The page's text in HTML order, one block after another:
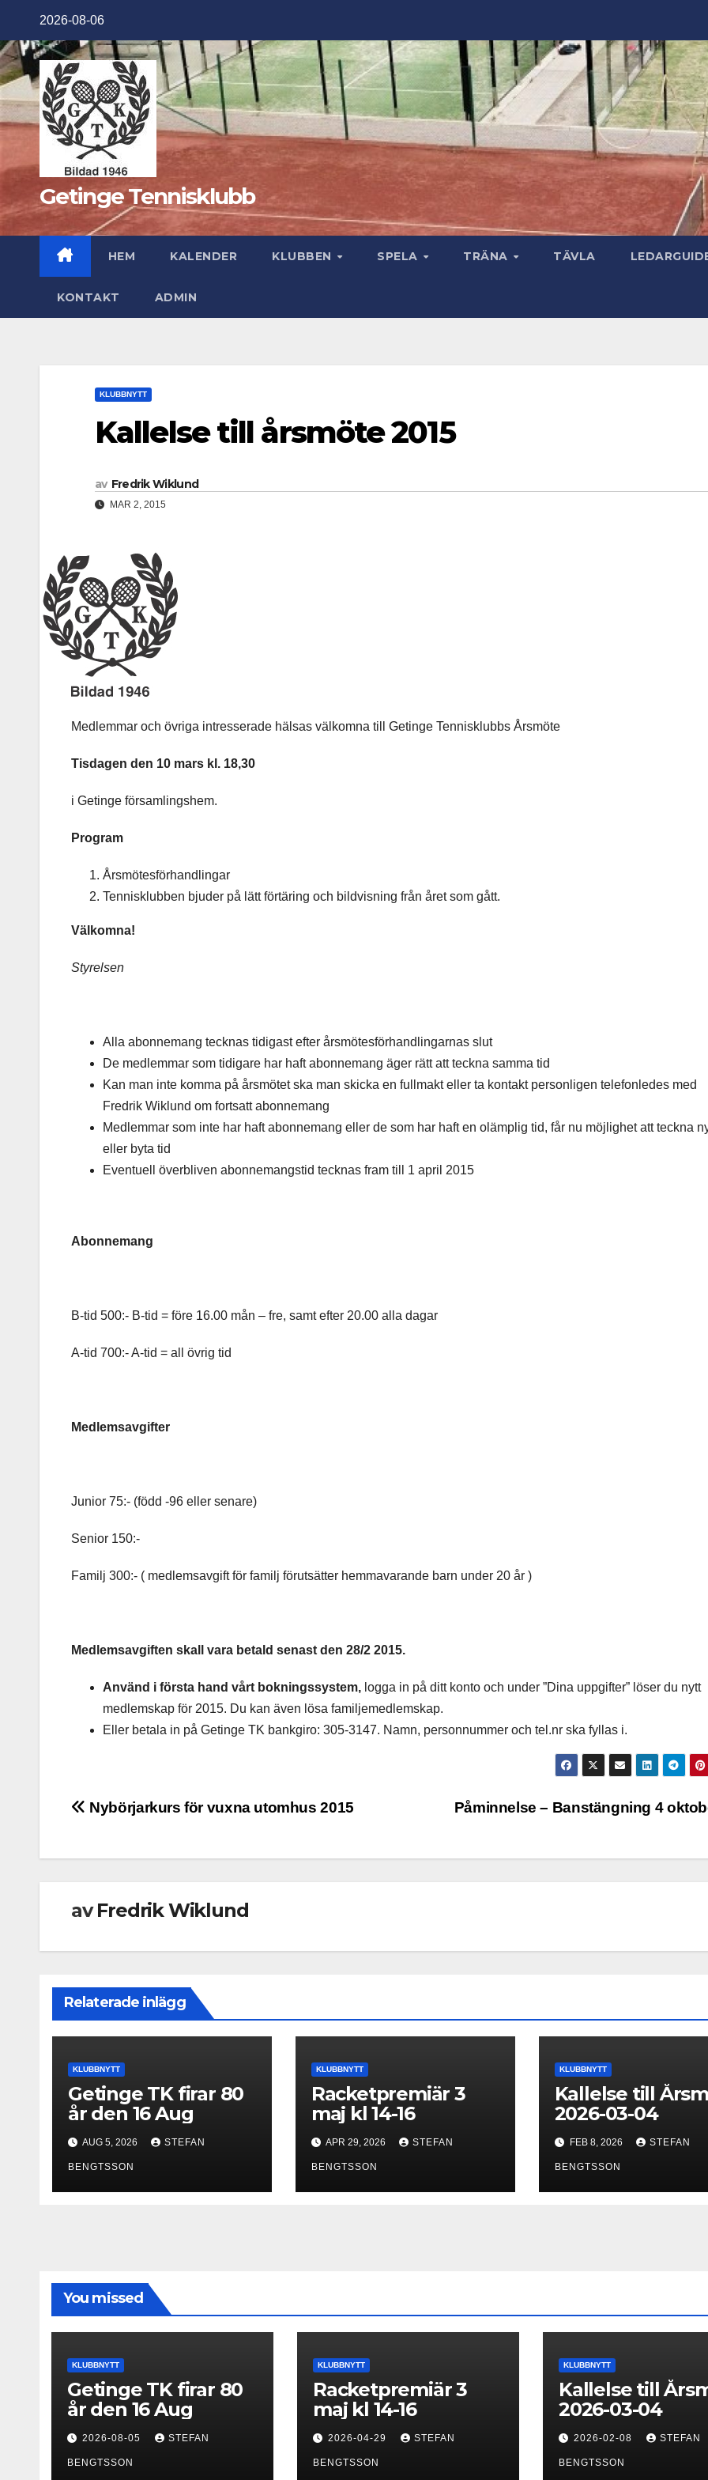
innehåll
2026-08-06
Getinge Tennisklubb
HEM KALENDER KLUBBEN SPELA TRÄNA TÄVLA
KONTAKT ADMIN
KLUBBNYTT
Kallelse till årsmöte 2015
av Fredrik Wiklund
MAR 2, 2015
Medlemmar och övriga intresserade hälsas välkomna till Getinge Tennisklubbs Årsmöte
Tisdagen den 10 mars kl. 18,30
i Getinge församlingshem.
Program
Årsmötesförhandlingar
Tennisklubben bjuder på lätt förtäring och bildvisning från året som gått.
Välkomna!
Styrelsen
Alla abonnemang tecknas tidigast efter årsmötesförhandlingarnas slut
De medlemmar som tidigare har haft abonnemang äger rätt att teckna samma tid
Kan man inte komma på årsmötet ska man skicka en fullmakt eller ta kontakt personligen telefonledes med
Fredrik Wiklund om fortsatt abonnemang
Medlemmar som inte har haft abonnemang eller de som har haft en olämplig tid, får nu möjlighet att teckna
eller byta tid
Eventuell överbliven abonnemangstid tecknas fram till 1 april 2015
Abonnemang
B-tid 500:- B-tid = före 16.00 mån – fre, samt efter 20.00 alla dagar
A-tid 700:- A-tid = all övrig tid
Medlemsavgifter
Junior 75:- (född -96 eller senare)
Senior 150:-
Familj 300:- ( medlemsavgift för familj förutsätter hemmavarande barn under 20 år )
Medlemsavgiften skall vara betald senast den 28/2 2015.
Använd i första hand vårt bokningssystem, logga in på ditt konto och under ”Dina uppgifter” löser du nytt
medlemskap för 2015. Du kan även lösa familjemedlemskap.
Eller betala in på Getinge TK bankgiro: 305-3147. Namn, personnummer och tel.nr ska fyllas i.
Inläggsnavigering Påminnelse – Banstängning 4
Nybörjarkurs för vuxna utomhus 2015
avFredrik Wiklund
Relaterade inlägg
KLUBBNYTT
Getinge TK firar 80
år den 16 Aug
AUG 5, 2026 STEFAN
BENGTSSON
KLUBBNYTT
Racketpremiär 3
maj kl 14-16
APR 29, 2026 STEFAN
BENGTSSON
KLUBBNYTT
Kallelse till
2026-03-04
FEB 8, 2026 STEFAN
BENGTSSON
You missed
KLUBBNYTT
Getinge TK firar 80
år den 16 Aug
2026-08-05 STEFAN
BENGTSSON
KLUBBNYTT
Racketpremiär 3
maj kl 14-16
2026-04-29 STEFAN
BENGTSSON
KLUBBNYTT
Kallelse till
2026-03-04
2026-02-08 STEFAN
BENGTSSON